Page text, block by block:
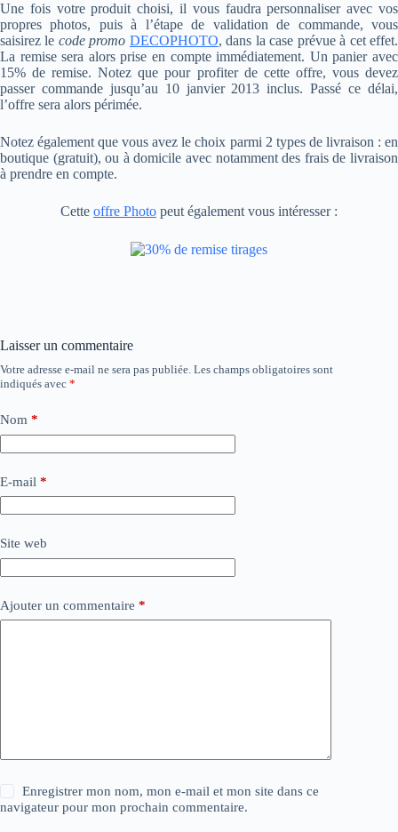
Une fois votre produit choisi, il vous faudra personnaliser avec vos
propres photos, puis à l’étape de validation de commande, vous
saisirez le code promo DECOPHOTO, dans la case prévue à cet effet.
La remise sera alors prise en compte immédiatement. Un panier avec
15% de remise. Notez que pour profiter de cette offre, vous devez
passer commande jusqu’au 10 janvier 2013 inclus. Passé ce délai,
l’offre sera alors périmée.
Notez également que vous avez le choix parmi 2 types de livraison : en
boutique (gratuit), ou à domicile avec notamment des frais de livraison
à prendre en compte.
Cette offre Photo peut également vous intéresser :
Laisser un commentaire
Votre adresse e-mail ne sera pas publiée. Les champs obligatoires sont
indiqués avec *
Nom *
E-mail *
Site web
Ajouter un commentaire *
Enregistrer mon nom, mon e-mail et mon site dans ce
navigateur pour mon prochain commentaire.